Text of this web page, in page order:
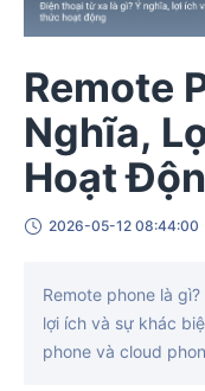
Remote
Nghĩa,
Hoạt
2026-05-12 08:44:00
Remote phone là
lợi ích và sự khác
phone và cloud